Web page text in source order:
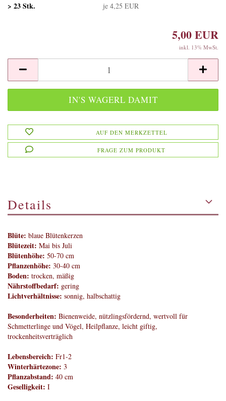
> 23 Stk. je 4,25 EUR
5,00 EUR
inkl. 13% MwSt.
AUF DEN MERKZETTEL
FRAGE ZUM PRODUKT
Details
Blüte: blaue Blütenkerzen
Blütezeit: Mai bis Juli
Blütenhöhe: 50-70 cm
Pflanzenhöhe: 30-40 cm
Boden: trocken, mäßig
Nährstoffbedarf: gering
Lichtverhältnisse: sonnig, halbschattig
Besonderheiten: Bienenweide, nützlingsfördernd, wertvoll für
Schmetterlinge und Vögel, Heilpflanze, leicht giftig,
trockenheitsverträglich
Lebensbereich: Fr1-2
Winterhärtezone: 3
Pflanzabstand: 40 cm
Geselligkeit: I